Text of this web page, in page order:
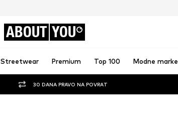
ABOUT YOU
Streetwear Premium Top 100 Modne marke
30 DANA PRAVO NA POVRAT